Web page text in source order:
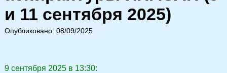
и 11 сентября 2025)
Опубликовано: 08/09/2025
9 сентября 2025 в 13:30: